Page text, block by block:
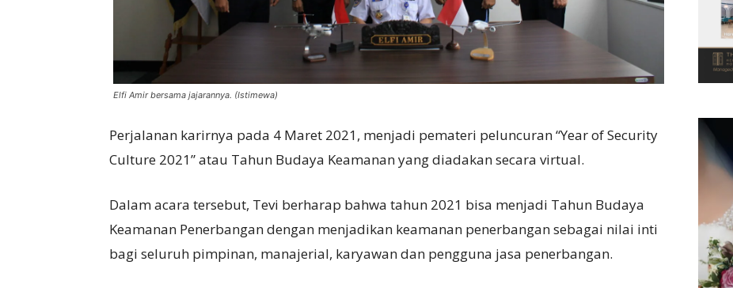
Elfi Amir bersama jajarannya. (Istimewa)
Perjalanan karirnya pada 4 Maret 2021, menjadi pemateri peluncuran “Year of Security
Culture 2021” atau Tahun Budaya Keamanan yang diadakan secara virtual.
Dalam acara tersebut, Tevi berharap bahwa tahun 2021 bisa menjadi Tahun Budaya
Keamanan Penerbangan dengan menjadikan keamanan penerbangan sebagai nilai inti
bagi seluruh pimpinan, manajerial, karyawan dan pengguna jasa penerbangan.